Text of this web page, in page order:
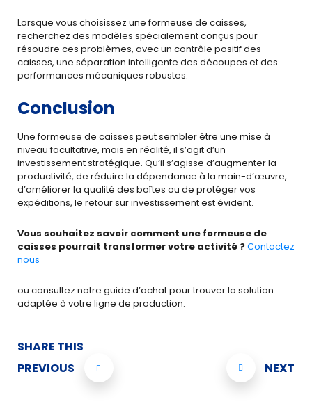
Lorsque vous choisissez une formeuse de caisses,
recherchez des modèles spécialement conçus pour
résoudre ces problèmes, avec un contrôle positif des
caisses, une séparation intelligente des découpes et des
performances mécaniques robustes.
Conclusion
Une formeuse de caisses peut sembler être une mise à
niveau facultative, mais en réalité, il s’agit d’un
investissement stratégique. Qu’il s’agisse d’augmenter la
productivité, de réduire la dépendance à la main-d’œuvre,
d’améliorer la qualité des boîtes ou de protéger vos
expéditions, le retour sur investissement est évident.
Vous souhaitez savoir comment une formeuse de
caisses pourrait transformer votre activité ?Contactez
nous
ou consultez notre guide d’achat pour trouver la solution
adaptée à votre ligne de production.
SHARE THIS
PREVIOUS
NEXT